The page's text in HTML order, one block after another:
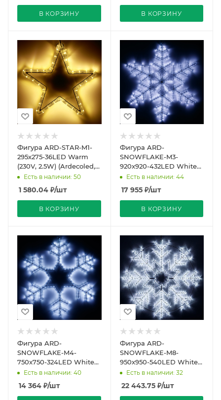
В КОРЗИНУ В КОРЗИНУ
Фигура ARD-STAR-M1-
295x275-36LED Warm
(230V, 2.5W) (Ardecoled,
IP65)Есть в наличии: 50
1 580.04 ₽/шт
В КОРЗИНУ
Фигура ARD-
SNOWFLAKE-M3-
920x920-432LED White
(230V, 27W) (Ardecoled,
Есть в наличии: 44
17 955₽/шт
В КОРЗИНУ
Фигура ARD-
SNOWFLAKE-M4-
750x750-324LED White
(230V, 18W) (Ardecoled,
Есть в наличии: 40
14 364 ₽/шт
Фигура ARD-
SNOWFLAKE-M8-
950x950-540LED White
(230V, 33W) (Ardecoled,
Есть в наличии: 32
22 443.75₽/шт